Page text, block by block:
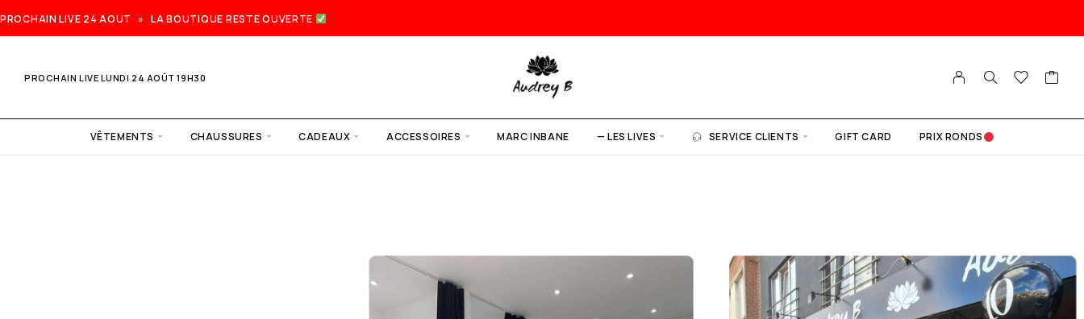
PROCHAIN LIVE 24 AOUT » LA BOUTIQUE RESTE OUVERTE
PROCHAIN LIVE LUNDI 24 AOÛT 19H30
VÊTEMENTS CHAUSSURES CADEAUX ACCESSOIRES MARC INBANE — LES LIVES SERVICE CLIENTS GIFT CARD PRIX RONDS